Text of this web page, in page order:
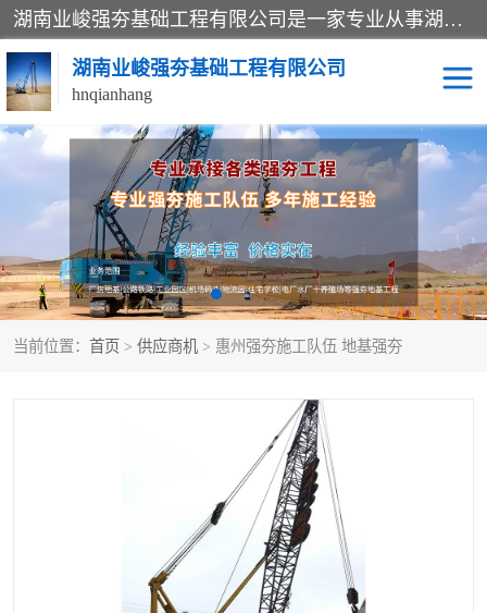
湖南业峻强夯基础工程有限公司是一家专业从事湖南强夯基础工程、强夯机租赁，地基处理的施工单位。业务覆盖：湖南、广东，江西等地。可承接1000KN.m-25000KN.m强夯（置换）工程。公司创始人是国内较早期从事强夯施工的建设者，经过多年的一步一个脚印的发展，在行业内具有较高的度和良好的口碑。
湖南业峻强夯基础工程有限公司
hnqianhang
当前位置： 首页 > 供应商机 > 惠州强夯施工队伍 地基强夯
强夯施工案例 强夯机租赁
强夯施工工程 强夯施工队伍
强夯队伍